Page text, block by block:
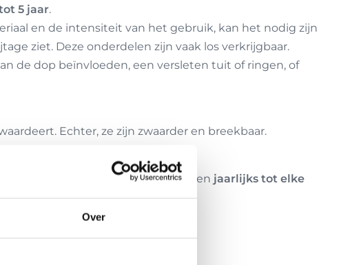
Over
5 jaar.
en de intensiteit van het gebruik, kan het nodig zijn
ziet. Deze onderdelen zijn vaak los verkrijgbaar.
de dop beïnvloeden, een versleten tuit of ringen, of
Echter, ze zijn zwaarder en breekbaar.
die slijten. Vervang deze elementen jaarlijks tot elke